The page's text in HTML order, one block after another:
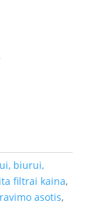
biurui,
filtrai kaina,
asotis,